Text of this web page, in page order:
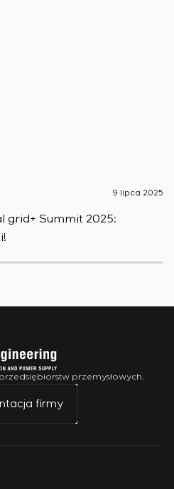
9 lipca 2025
grid+ Summit 2025:
przemysłowych.
firmy